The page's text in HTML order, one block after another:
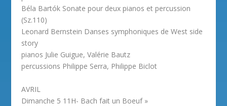
Béla Bartók Sonate pour deux pianos et percussion
(Sz.110)
Leonard Bernstein Danses symphoniques de West side
story
pianos Julie Guigue, Valérie Bautz
percussions Philippe Serra, Philippe Biclot
AVRIL
Dimanche 5 11H- Bach fait un Boeuf »